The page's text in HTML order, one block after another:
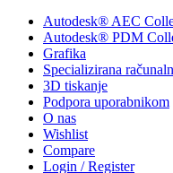
Autodesk® AEC
Autodesk® PDM
Grafika
Specializirana
3D tiskanje
Podpora uporabnikom
O nas
Wishlist
Compare
Login / Register